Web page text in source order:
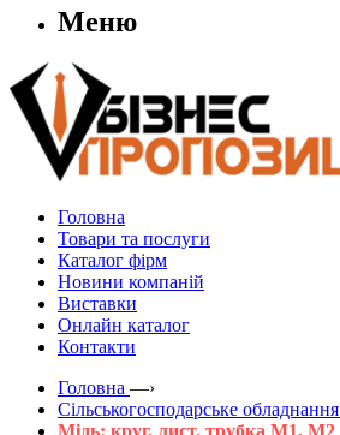
Меню
Головна
Товари та послуги
Каталог фірм
Новини компаній
Виставки
Онлайн каталог
Контакти
Головна —›
Сільськогосподарське обладнання
Мідь: круг, лист, трубка М1, М2